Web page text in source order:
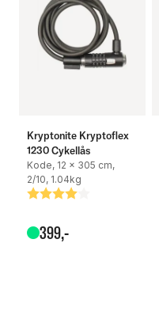
Vikt: 1.11 kg
Kryptonite Kryptoflex
1230 Cykellås
Kode, 12 x 305 cm,
2/10, 1.04kg
Betyg:
4.0 utav 5 stjärnor
399,-